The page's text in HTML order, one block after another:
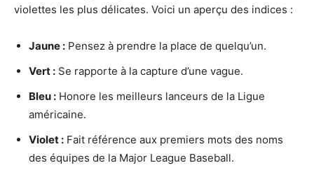
violettes les plus délicates. Voici un aperçu des indices :
Jaune : Pensez à prendre la place de quelqu’un.
Vert : Se rapporte à la capture d’une vague.
Bleu : Honore les meilleurs lanceurs de la Ligue
américaine.
Violet : Fait référence aux premiers mots des noms
des équipes de la Major League Baseball.